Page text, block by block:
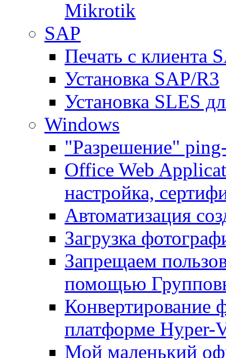
Mikrotik
SAP
Печать с клиента
Установка SAP/R3
Установка SLES
Windows
"Разрешение"
Office Web
настройка,
Автоматизация
Загрузка
Запрещаем
помощью
Конвертирование
платформе Hyper-
Мой маленький